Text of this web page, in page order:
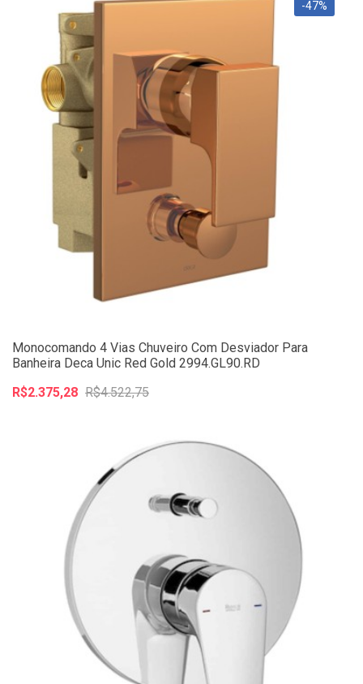
-47%
Monocomando 4 Vias Chuveiro Com Desviador Para
Banheira Deca Unic Red Gold 2994.GL90.RD
R$2.375,28 R$4.522,75